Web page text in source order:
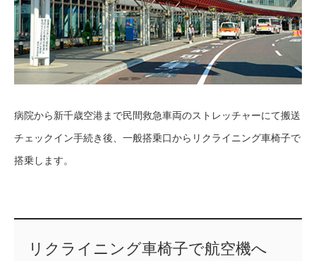
病院から新千歳空港まで民間救急車両のストレッチャーにて搬送
チェックイン手続き後、一般搭乗口からリクライニング車椅子で
搭乗します。
リクライニング車椅子で航空機へ